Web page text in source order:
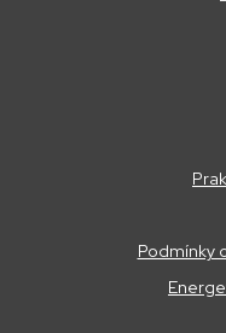
Podmínky